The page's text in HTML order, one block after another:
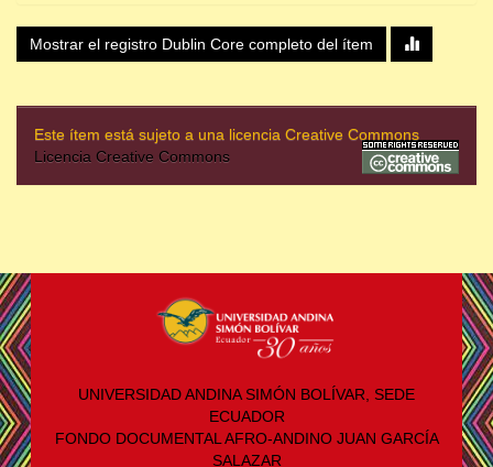
Mostrar el registro Dublin Core completo del ítem
Este ítem está sujeto a una licencia Creative Commons
Licencia Creative Commons
UNIVERSIDAD ANDINA SIMÓN BOLÍVAR, SEDE
ECUADOR
FONDO DOCUMENTAL AFRO-ANDINO JUAN GARCÍA
SALAZAR